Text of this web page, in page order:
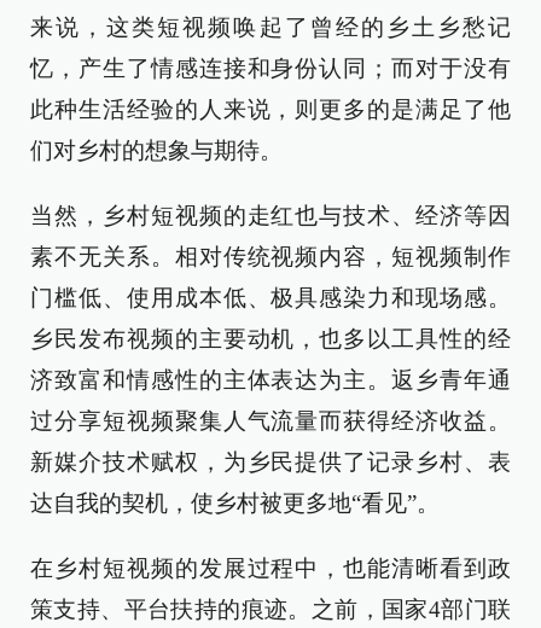
来说，这类短视频唤起了曾经的乡土乡愁记
忆，产生了情感连接和身份认同；而对于没有
此种生活经验的人来说，则更多的是满足了他
们对乡村的想象与期待。
当然，乡村短视频的走红也与技术、经济等因
素不无关系。相对传统视频内容，短视频制作
门槛低、使用成本低、极具感染力和现场感。
乡民发布视频的主要动机，也多以工具性的经
济致富和情感性的主体表达为主。返乡青年通
过分享短视频聚集人气流量而获得经济收益。
新媒介技术赋权，为乡民提供了记录乡村、表
达自我的契机，使乡村被更多地“看见”。
在乡村短视频的发展过程中，也能清晰看到政
策支持、平台扶持的痕迹。之前，国家4部门联